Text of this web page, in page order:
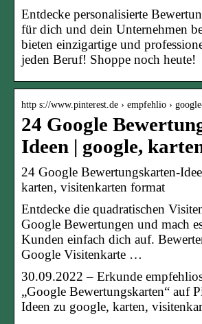
Entdecke personalisierte
für dich und dein Unternehmen
bieten einzigartige und
jeden Beruf! Shoppe noch heute!
http s://www.pinterest.de › empfehlio ›
24 Google
Ideen | google,
24 Google Bewertungskarten-
karten, visitenkarten format
Entdecke die quadratischen
Google Bewertungen und mach
Kunden einfach dich auf.
Google Visitenkarte …
30.09.2022 – Erkunde
„Google Bewertungskarten“ auf
Ideen zu google, karten,